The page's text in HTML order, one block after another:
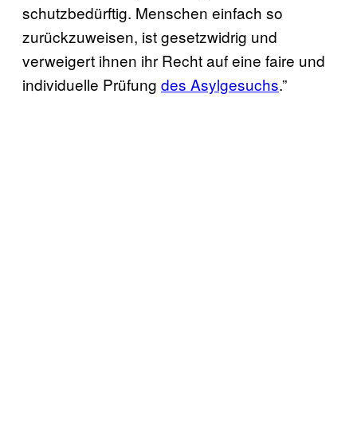
schutzbedürftig. Menschen einfach so
zurückzuweisen, ist gesetzwidrig und
verweigert ihnen ihr Recht auf eine faire und
individuelle Prüfung des Asylgesuchs.”